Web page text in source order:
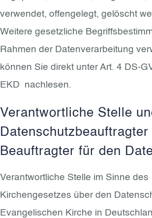
verwendet, offengelegt, gelöscht
Weitere gesetzliche
Rahmen der Datenverarbeitung
können Sie direkt unter Art. 4 DS-
EKD nachlesen.
Verantwortliche Stelle
Beauftragter für den
Verantwortliche Stelle im Sinne des
Kirchengesetzes über den
Evangelischen Kirche in